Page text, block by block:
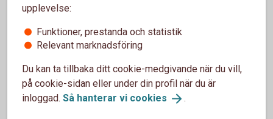
Finansiera företagsbilar
Leasa enstaka bilar (1-4
bilar)
Leasa enstaka bilar med grön billeasing (1-4
uppåt)
upplevelse:
Funktioner, prestanda och statistik
Relevant marknadsföring
Du kan ta tillbaka ditt cookie-medgivande när du vill,
på cookie-sidan eller under din profil när du är
inloggad. Så hanterar vi cookies .